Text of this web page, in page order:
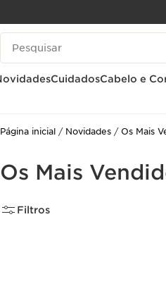
SALTAR PARA O
IR PARA O RODAPÉ
Pesquisar Legenda
CuidadosCabelo e
Página inicial Novidades Os Mais
Os Mais
Filtros